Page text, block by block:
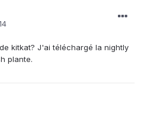
kitkat? J'ai téléchargé la nightly
plante.